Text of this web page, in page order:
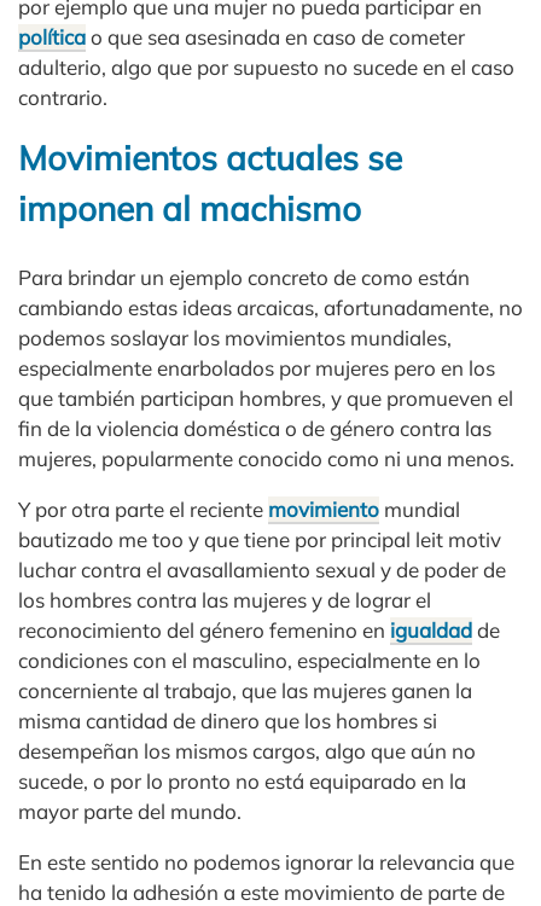
por ejemplo que una mujer no pueda participar en
políticao que sea asesinada en caso de cometer
adulterio, algo que por supuesto no sucede en el caso
contrario.
Movimientos actuales se
imponen al machismo
Para brindar un ejemplo concreto de como están
cambiando estas ideas arcaicas, afortunadamente, no
podemos soslayar los movimientos mundiales,
especialmente enarbolados por mujeres pero en los
que también participan hombres, y que promueven el
fin de la violencia doméstica o de género contra las
mujeres, popularmente conocido como ni una menos.
Y por otra parte el reciente movimiento mundial
bautizado me too y que tiene por principal leit motiv
luchar contra el avasallamiento sexual y de poder de
los hombres contra las mujeres y de lograr el
reconocimiento del género femenino en igualdadde
condiciones con el masculino, especialmente en lo
concerniente al trabajo, que las mujeres ganen la
misma cantidad de dinero que los hombres si
desempeñan los mismos cargos, algo que aún no
sucede, o por lo pronto no está equiparado en la
mayor parte del mundo.
En este sentido no podemos ignorar la relevancia que
ha tenido la adhesión a este movimiento de parte de